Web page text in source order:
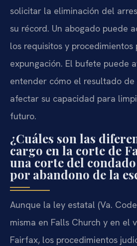
solicitar la eliminación del
su récord. Un abogado puede
los requisitos y procedimientos
expungación. El bufete puede
entender cómo el resultado de
afectar su capacidad para
futuro.
¿Cuáles son las
cargo en la corte de
una corte del
por abandono de la
Aunque la ley estatal (Va.
misma en Falls Church y en el
Fairfax, los procedimientos